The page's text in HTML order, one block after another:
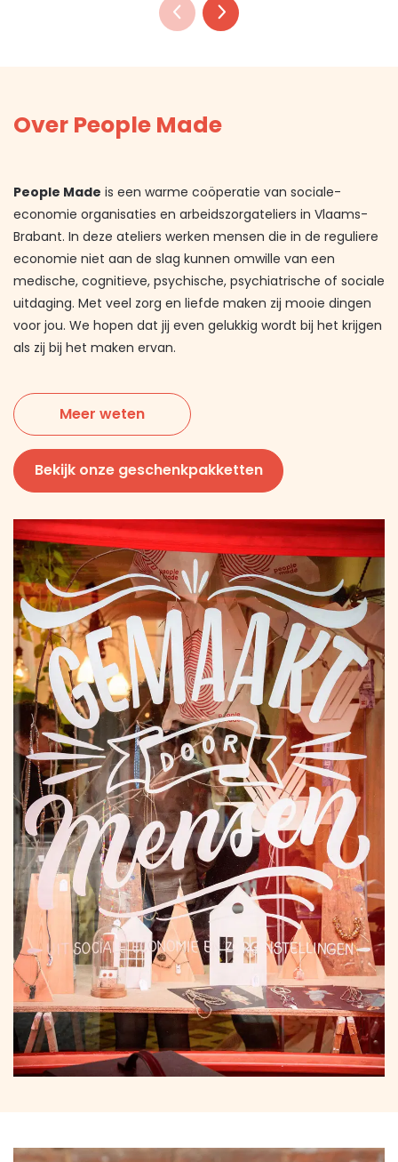
Over People Made
People Made is een warme coöperatie van sociale-
economie organisaties en arbeidszorgateliers in Vlaams-
Brabant. In deze ateliers werken mensen die in de reguliere
economie niet aan de slag kunnen omwille van een
medische, cognitieve, psychische, psychiatrische of sociale
uitdaging. Met veel zorg en liefde maken zij mooie dingen
voor jou. We hopen dat jij even gelukkig wordt bij het krijgen
als zij bij het maken ervan.
Meer weten
Bekijk onze geschenkpakketten